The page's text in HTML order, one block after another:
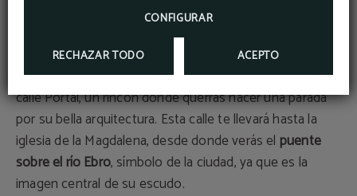
CONFIGURAR
RECHAZAR TODO ACEPTO
toda la información que necesitas para tu viaje y,
sellar la Credencial del Peregrino
Las conchas te seguirán indicando el camino hasta la
calle Portal, un rincón donde querrás hacer una parada
por su bella arquitectura. Esta calle te llevará hasta la
iglesia de la Magdalena, desde donde verás el puente
sobre el río Ebro, símbolo de la ciudad, ya que es la
imagen central de su escudo.